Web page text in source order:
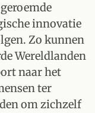
innovatie
Zo kunnen
Wereldlanden
naar het
ter
om zichzelf